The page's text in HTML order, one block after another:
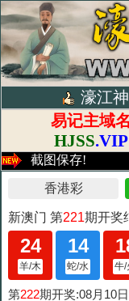
濠江
易记主域名
HJSS.VIP
截图保存!